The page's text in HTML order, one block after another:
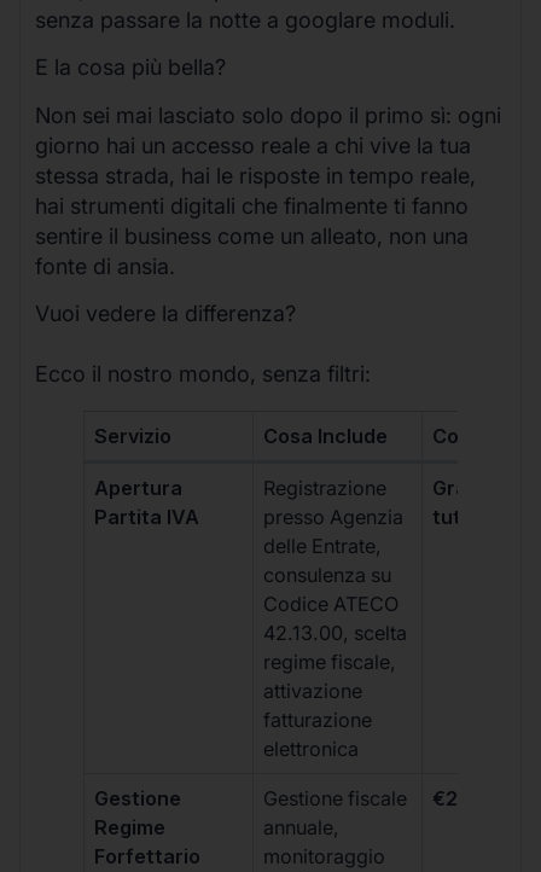
senza passare la notte a googlare moduli.
E la cosa più bella?
Non sei mai lasciato solo dopo il primo sì: ogni
giorno hai un accesso reale a chi vive la tua
stessa strada, hai le risposte in tempo reale,
hai strumenti digitali che finalmente ti fanno
sentire il business come un alleato, non una
fonte di ansia.
Vuoi vedere la differenza?
Ecco il nostro mondo, senza filtri:
Servizio Cosa Include Costo
Apertura
Partita IVA
Registrazione
presso Agenzia
delle Entrate,
consulenza su
Codice ATECO
42.13.00, scelta
regime fiscale,
attivazione
fatturazione
elettronica
Gratis,
tutti i piani
Gestione
Regime
Forfettario
Gestione fiscale
annuale,
monitoraggio
€264 +